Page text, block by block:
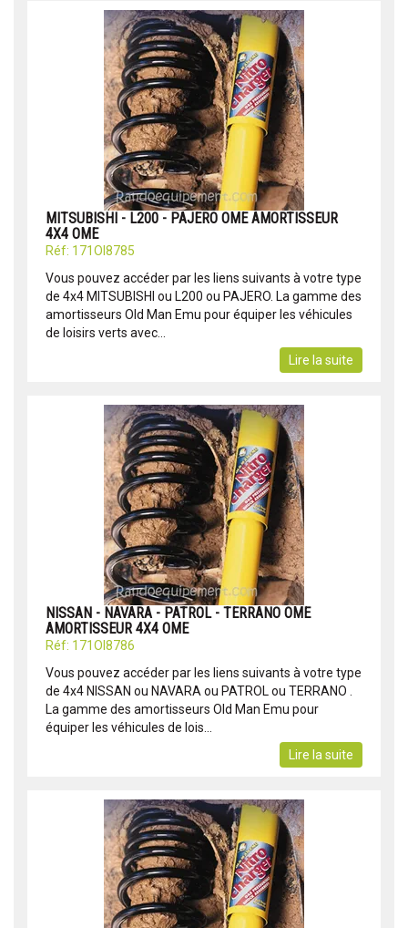
MITSUBISHI - L200 - PAJERO OME AMORTISSEUR
4X4 OME
Réf: 171OI8785
Vous pouvez accéder par les liens suivants à votre type
de 4x4 MITSUBISHI ou L200 ou PAJERO. La gamme des
amortisseurs Old Man Emu pour équiper les véhicules
de loisirs verts avec...
Lire la suite
NISSAN - NAVARA - PATROL - TERRANO OME
AMORTISSEUR 4X4 OME
Réf: 171OI8786
Vous pouvez accéder par les liens suivants à votre type
de 4x4 NISSAN ou NAVARA ou PATROL ou TERRANO .
La gamme des amortisseurs Old Man Emu pour
équiper les véhicules de lois...
Lire la suite